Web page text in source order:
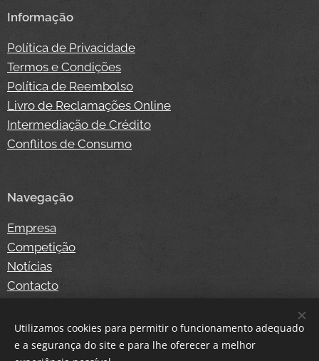
Informação
Política de Privacidade
Termos e Condições
Política de Reembolso
Livro de Reclamações Online
Intermediação de Crédito
Conflitos de Consumo
Navegação
Empresa
Competição
Notícias
Contacto
Login
Utilizamos cookies para permitir o funcionamento adequado
e a segurança do site e para lhe oferecer a melhor